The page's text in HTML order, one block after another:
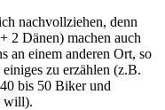
nachvollziehen, denn
2 Dänen) machen auch
an einem anderen Ort, so
zu erzählen (z.B.
bis 50 Biker und
will).